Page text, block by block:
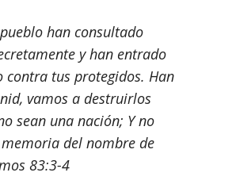
han consultado
y han entrado
contra tus protegidos. Han
vamos a destruirlos
sean una nación; Y no
del nombre de
83:3-4